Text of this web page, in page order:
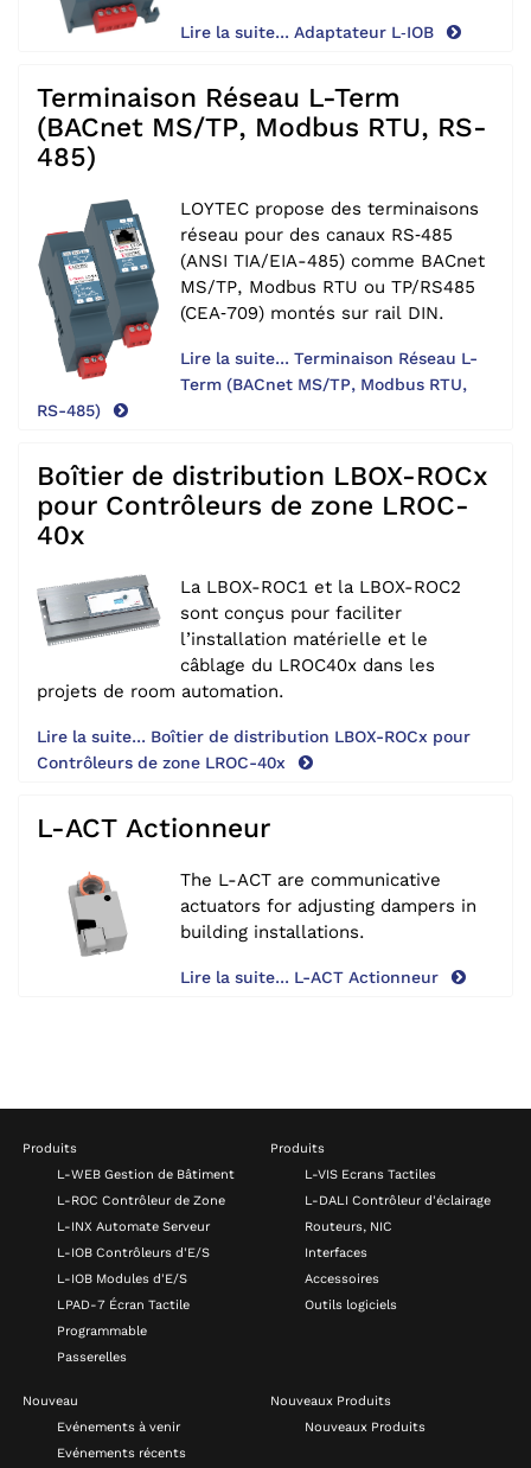
Lire la suite... Adaptateur L‑IOB
Terminaison Réseau L-Term
(BACnet MS/TP, Modbus RTU, RS-
485)
LOYTEC propose des terminaisons
réseau pour des canaux RS‑485
(ANSI TIA/EIA-485) comme BACnet
MS/‌TP, Modbus RTU ou TP/‌RS485
(CEA‑709) montés sur rail DIN.
Lire la suite... Terminaison Réseau L-
Term (BACnet MS/TP, Modbus RTU,
RS-485)
Boîtier de distribution LBOX-ROCx
pour Contrôleurs de zone LROC-
40x
La LBOX-ROC1 et la LBOX-ROC2
sont conçus pour faciliter
l’installation matérielle et le
câblage du LROC40x dans les
projets de room automation.
Lire la suite... Boîtier de distribution LBOX-ROCx pour
Contrôleurs de zone LROC-40x
L-ACT Actionneur
The L-ACT are communicative
actuators for adjusting dampers in
building installations.
Lire la suite... L-ACT Actionneur
Produits
L-WEB Gestion de Bâtiment
L-ROC Contrôleur de Zone
L-INX Automate Serveur
L-IOB Contrôleurs d'E/S
L-IOB Modules d'E/S
LPAD-7 Écran Tactile
Programmable
Passerelles
Produits
L-VIS Ecrans Tactiles
L-DALI Contrôleur d'éclairage
Routeurs, NIC
Interfaces
Accessoires
Outils logiciels
Nouveau
Evénements à venir
Evénements récents
Nouveaux Produits
Nouveaux Produits